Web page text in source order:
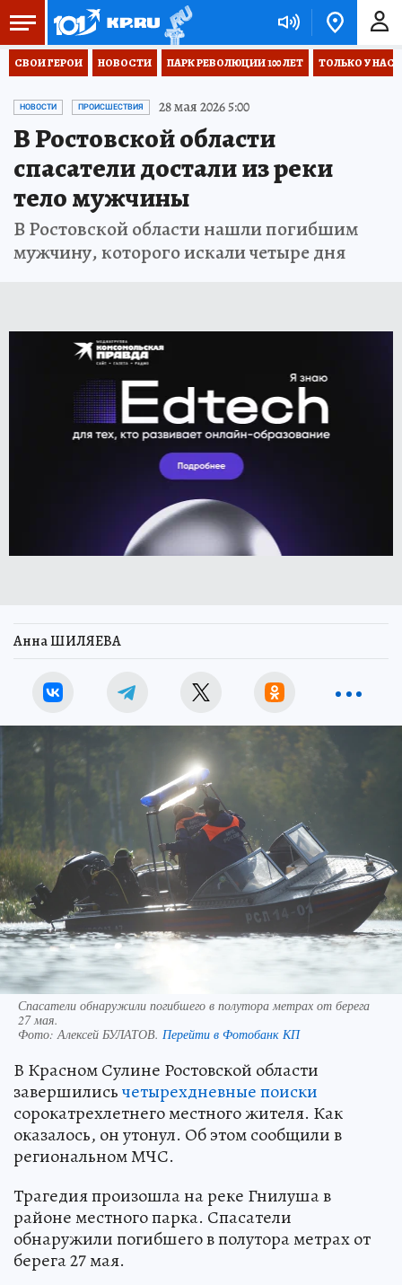
СВОИ ГЕРОИ НОВОСТИ ПАРК РЕВОЛЮЦИИ 100 ЛЕТ ТОЛЬКО У НАС
НОВОСТИ ПРОИСШЕСТВИЯ 28 мая 2026 5:00
В Ростовской области
спасатели достали из реки
тело мужчины
В Ростовской области нашли погибшим
мужчину, которого искали четыре дня
Анна ШИЛЯЕВА
Спасатели обнаружили погибшего в полутора метрах от берега
27 мая.
Фото:Алексей БУЛАТОВ. Перейти в Фотобанк КП
В Красном Сулине Ростовской области
завершилисьчетырехдневные поиски
сорокатрехлетнего местного жителя. Как
оказалось, он утонул. Об этом сообщили в
региональном МЧС.
Трагедия произошла на реке Гнилуша в
районе местного парка. Спасатели
обнаружили погибшего в полутора метрах от
берега 27 мая.